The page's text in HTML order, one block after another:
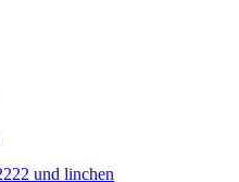
und linchen